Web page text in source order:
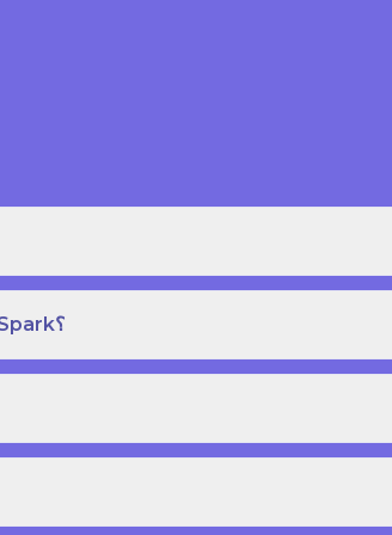
هل يمكنني طلب نسخة مطبوعة بغلاف مقوى من كتاب قصص على Story Spark؟